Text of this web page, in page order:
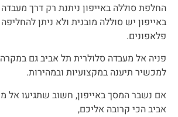
החלפת סוללה באייפון ניתנת רק דרך מעבדה
באייפון יש סוללה מובנית ולא ניתן
פלאפונים.
פניה אל מעבדה סלולרית תל אביב גם
למכשיר תיענה במקצועיות ובמהירות.
אם נשבר המסך באייפון, חשוב שתגיעו אל
אביב הכי קרובה אליכם,